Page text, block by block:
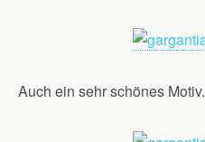
Auch ein sehr schönes Motiv.